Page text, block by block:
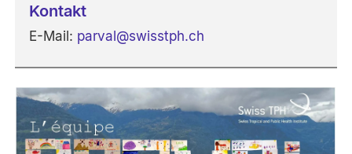
Kontakt
E-Mail: parval@swisstph.ch